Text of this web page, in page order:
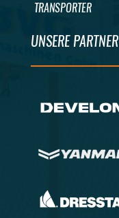
TRANSPORTER
UNSERE PARTNER